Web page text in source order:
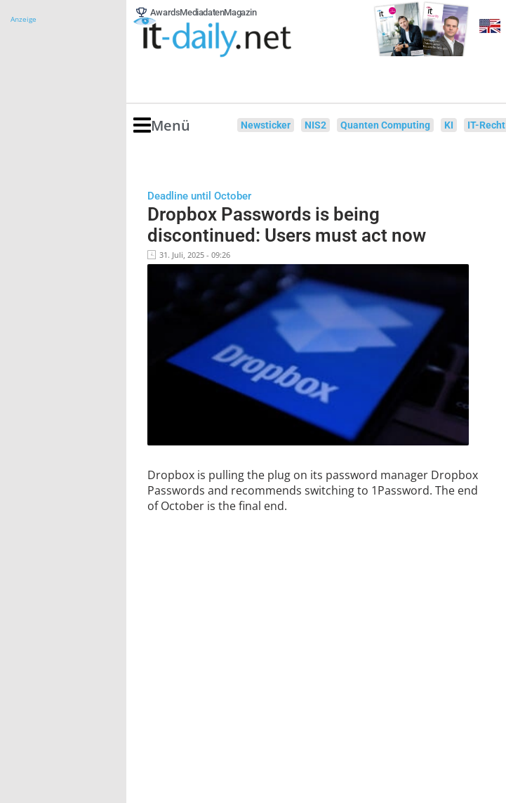
Anzeige
AwardsMediadatenMagazin
Menü Newsticker NIS2 Quanten Computing KI IT-Recht
Deadline until October
Dropbox Passwords is being
discontinued: Users must act now
31. Juli, 2025 - 09:26
Dropbox is pulling the plug on its password manager Dropbox
Passwords and recommends switching to 1Password. The end
of October is the final end.